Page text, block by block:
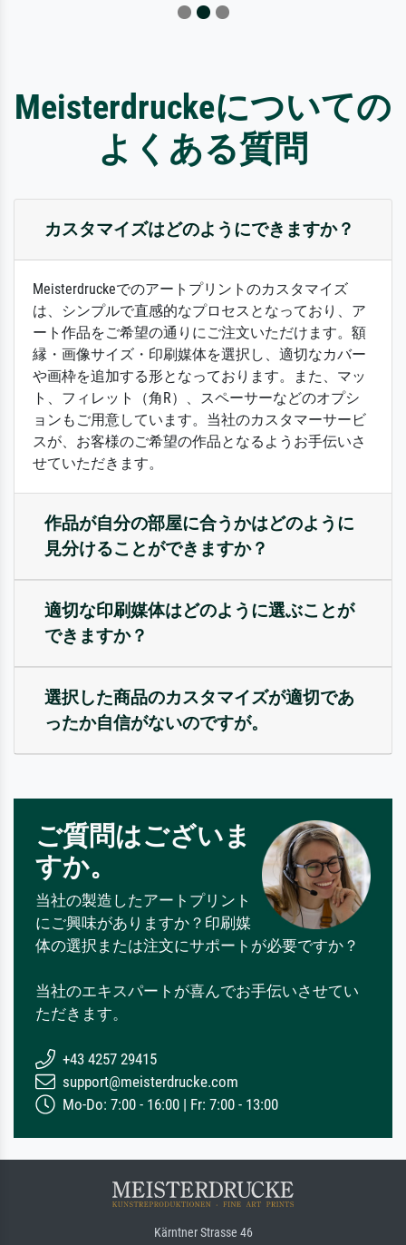
Meisterdruckeについての
よくある質問
カスタマイズはどのようにできますか？
Meisterdruckeでのアートプリントのカスタマイズ
は、シンプルで直感的なプロセスとなっており、ア
ート作品をご希望の通りにご注文いただけます。額
縁・画像サイズ・印刷媒体を選択し、適切なカバー
や画枠を追加する形となっております。また、マッ
ト、フィレット（角R）、スペーサーなどのオプシ
ョンもご用意しています。当社のカスタマーサービ
スが、お客様のご希望の作品となるようお手伝いさ
せていただきます。
作品が自分の部屋に合うかはどのように
見分けることができますか？
適切な印刷媒体はどのように選ぶことが
できますか？
選択した商品のカスタマイズが適切であ
ったか自信がないのですが。
ご質問はございま
すか。
当社の製造したアートプリント
にご興味がありますか？印刷媒
体の選択または注文にサポートが必要ですか？
当社のエキスパートが喜んでお手伝いさせてい
ただきます。
+43 4257 29415
support@meisterdrucke.com
Mo-Do: 7:00 - 16:00 | Fr: 7:00 - 13:00
Kärntner Strasse 46